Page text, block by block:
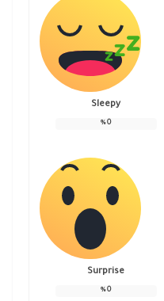
Sleepy
0
%
Surprise
0
%